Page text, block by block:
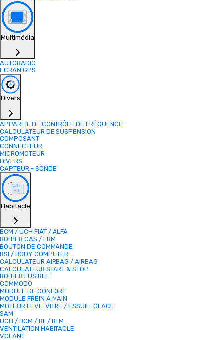
Multimédia
AUTORADIO
ECRAN GPS
Divers
APPAREIL DE CONTRÔLE DE FRÉQUENCE
CALCULATEUR DE SUSPENSION
COMPOSANT
CONNECTEUR
MICROMOTEUR
DIVERS
CAPTEUR - SONDE
Habitacle
BCM / UCH FIAT / ALFA
BOITIER CAS / FRM
BOUTON DE COMMANDE
BSI / BODY COMPUTER
CALCULATEUR AIRBAG / AIRBAG
CALCULATEUR START & STOP
BOITIER FUSIBLE
COMMODO
MODULE DE CONFORT
MODULE FREIN A MAIN
MOTEUR LEVE-VITRE / ESSUIE-GLACE
SAM
UCH / BCM / BII / BTM
VENTILATION HABITACLE
VOLANT